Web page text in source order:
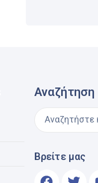
Αναζήτηση
Βρείτε μας